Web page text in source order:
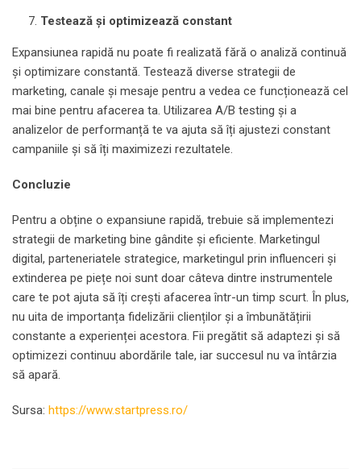
Testează și optimizează constant
Expansiunea rapidă nu poate fi realizată fără o analiză continuă
și optimizare constantă. Testează diverse strategii de
marketing, canale și mesaje pentru a vedea ce funcționează cel
mai bine pentru afacerea ta. Utilizarea A/B testing și a
analizelor de performanță te va ajuta să îți ajustezi constant
campaniile și să îți maximizezi rezultatele.
Concluzie
Pentru a obține o expansiune rapidă, trebuie să implementezi
strategii de marketing bine gândite și eficiente. Marketingul
digital, parteneriatele strategice, marketingul prin influenceri și
extinderea pe piețe noi sunt doar câteva dintre instrumentele
care te pot ajuta să îți crești afacerea într-un timp scurt. În plus,
nu uita de importanța fidelizării clienților și a îmbunătățirii
constante a experienței acestora. Fii pregătit să adaptezi și să
optimizezi continuu abordările tale, iar succesul nu va întârzia
să apară.
Sursa: https://www.startpress.ro/